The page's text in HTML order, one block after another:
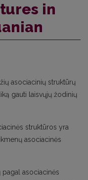
in
asociacinių struktūrų
gauti laisvųjų žodinių
struktūros yra
asociacinės
asociacinės